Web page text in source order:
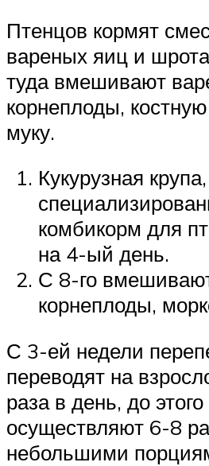
Птенцов кормят
вареных яиц и
туда вмешивают
корнеплоды,
муку.
Кукурузная крупа,
комбикорм для
на 4-ый день.
С 8-го
корнеплоды,
С 3-ей недели
переводят на
раза в день, до
осуществляют 6-8
небольшими